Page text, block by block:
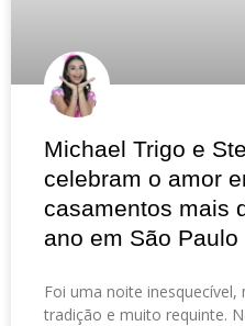
Michael Trigo e
celebram o amor
casamentos mais
ano em São Paulo
Foi uma noite
tradição e muito requinte.